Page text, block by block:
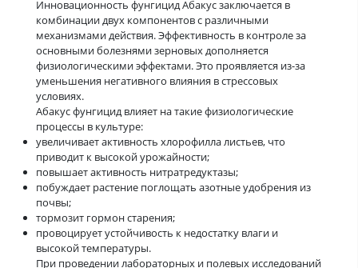
Инновационность фунгицид Абакус заключается в
комбинации двух компонентов с различными
механизмами действия. Эффективность в контроле за
основными болезнями зерновых дополняется
физиологическими эффектами. Это проявляется из-за
уменьшения негативного влияния в стрессовых
условиях.
Абакус фунгицид влияет на такие физиологические
процессы в культуре:
увеличивает активность хлорофилла листьев, что
приводит к высокой урожайности;
повышает активность нитратредуктазы;
побуждает растение поглощать азотные удобрения из
почвы;
тормозит гормон старения;
провоцирует устойчивость к недостатку влаги и
высокой температуры.
При проведении лабораторных и полевых исследований